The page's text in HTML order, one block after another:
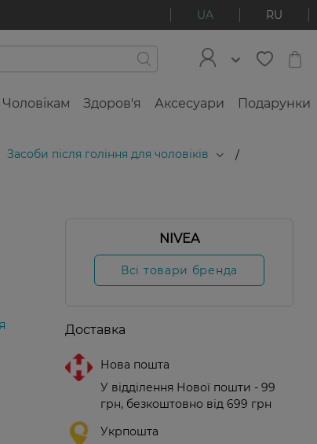
UA RU
Чоловікам Здоров'я Аксесуари Подарунки
Засоби після гоління для чоловіків
/
NIVEA
Всі товари бренда
Доставка
Нова пошта
У відділення Нової пошти - 99
грн, безкоштовно від 699 грн
Укрпошта